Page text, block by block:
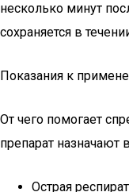
несколько минут
сохраняется в
Показания к
От чего помогает
препарат назначают
Острая